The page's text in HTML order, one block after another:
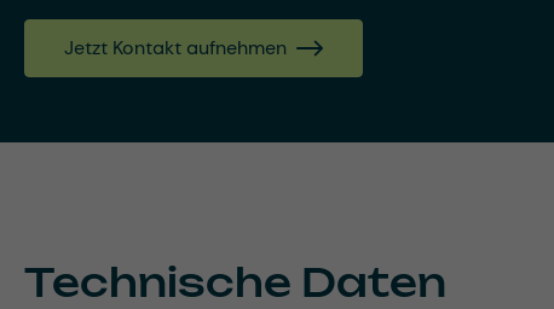
Jetzt Kontakt aufnehmen
Technische Daten